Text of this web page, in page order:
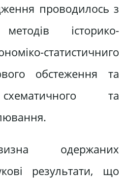
проводилось з
історико-
статистичниго
обстеження та
та
одержаних
результати, що